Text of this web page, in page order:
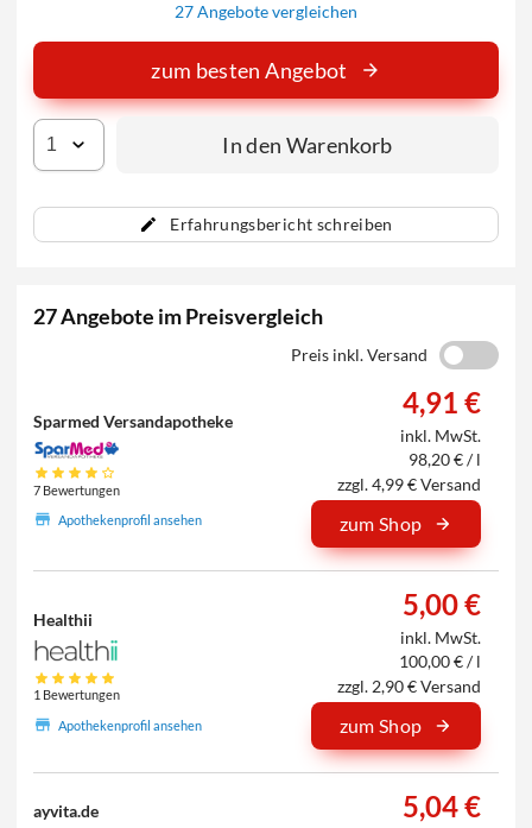
Erfahrungsbericht schreiben
27 Angebote vergleichen
zum besten Angebot
In den Warenkorb
27 Angebote im Preisvergleich
Preis inkl. Versand
Sparmed Versandapotheke
7 Bewertungen
Apothekenprofil ansehen
4,91 €
inkl. MwSt.
98,20 € / l
zzgl. 4,99 € Versand
zum Shop
Healthii
1 Bewertungen
Apothekenprofil ansehen
5,00 €
inkl. MwSt.
100,00 € / l
zzgl. 2,90 € Versand
zum Shop
ayvita.de 5,04 €